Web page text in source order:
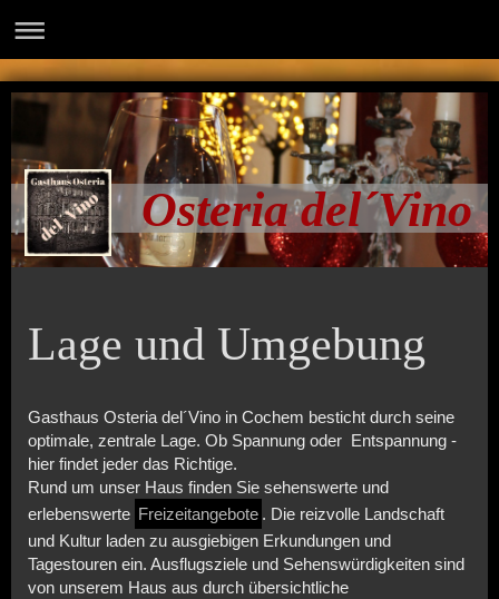
Osteria del´Vino
Lage und Umgebung
Gasthaus Osteria del´Vino in Cochem besticht durch seine
optimale, zentrale Lage. Ob Spannung oder Entspannung -
hier findet jeder das Richtige.
Rund um unser Haus finden Sie sehenswerte und
erlebenswerte Freizeitangebote . Die reizvolle Landschaft
und Kultur laden zu ausgiebigen Erkundungen und
Tagestouren ein. Ausflugsziele und Sehenswürdigkeiten sind
von unserem Haus aus durch übersichtliche